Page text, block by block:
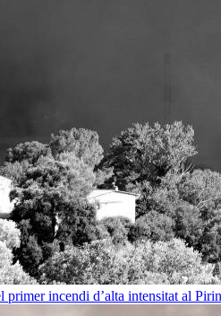
primer incendi d’alta intensitat al